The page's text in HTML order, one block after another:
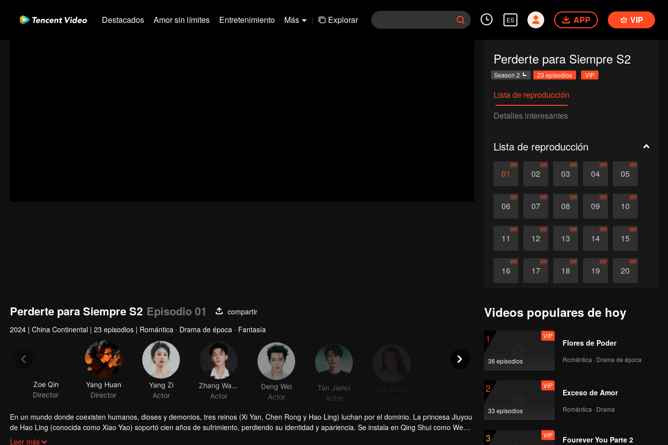
Destacados Amor sin límites Entretenimiento Más | Explorar ES APP VIP
Perderte para Siempre S2
Season 2 23 episodios VIP
Lista de reproducción
Detalles interesantes
Lista de reproducción
01
VIP
02
VIP
03
VIP
04
VIP
05
VIP
06
VIP
07
VIP
08
VIP
09
VIP
10
VIP
11
VIP
12
VIP
13
VIP
14
VIP
15
VIP
16
VIP
17
VIP
18
VIP
19
VIP
20
VIP
Perderte para Siempre S2 Episodio 01
compartir
2024 | China Continental | 23 episodios | Romántica · Drama de época · Fantasía
Zoe Qin
Director
Yang Huan
Director
Yang Zi
Actor
Actor
Deng Wei
Actor
Tan Jianci
Actor
En un mundo donde coexisten humanos, dioses y demonios, tres reinos (Xi Yan, Chen Rong y Hao Ling) luchan por el dominio. La princesa Jiuyou
de Hao Ling (conocida como Xiao Yao) soportó cien años de sufrimiento, perdiendo su identidad y apariencia. Se instala en Qing Shui como Wen
Xiaoliu, sin lugar adonde ir ni apoyo. Su vida cambia cuando salva a Tushan Jing y desarrollan sentimientos el uno por el otro. Xiaoliu también se
Leer más
Videos populares de hoy
1
36 episodios
VIP
Flores de Poder
Romántica · Drama de época
2
33 episodios
VIP
Exceso de Amor
Romántica · Drama
3 VIP
Fourever You Parte 2